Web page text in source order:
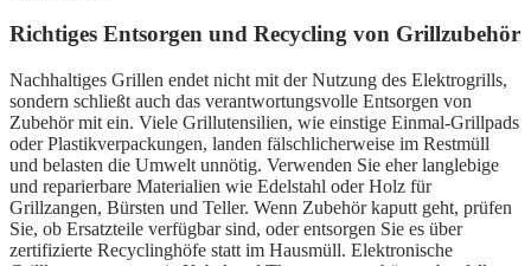
Richtiges Entsorgen und Recycling von Grillzubehör
Nachhaltiges Grillen endet nicht mit der Nutzung des Elektrogrills,
sondern schließt auch das verantwortungsvolle Entsorgen von
Zubehör mit ein. Viele Grillutensilien, wie einstige Einmal-Grillpads
oder Plastikverpackungen, landen fälschlicherweise im Restmüll
und belasten die Umwelt unnötig. Verwenden Sie eher langlebige
und reparierbare Materialien wie Edelstahl oder Holz für
Grillzangen, Bürsten und Teller. Wenn Zubehör kaputt geht, prüfen
Sie, ob Ersatzteile verfügbar sind, oder entsorgen Sie es über
zertifizierte Recyclinghöfe statt im Hausmüll. Elektronische